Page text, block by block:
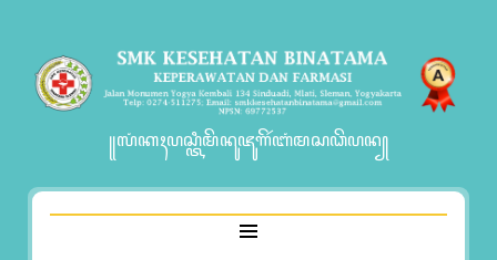
꧋ꦭꦁꦏꦃꦥꦱ꧀ꦠꦶꦩꦼꦤꦸꦗꦸꦒꦼꦂꦧꦁꦩꦱꦣꦼꦥꦤ꧀